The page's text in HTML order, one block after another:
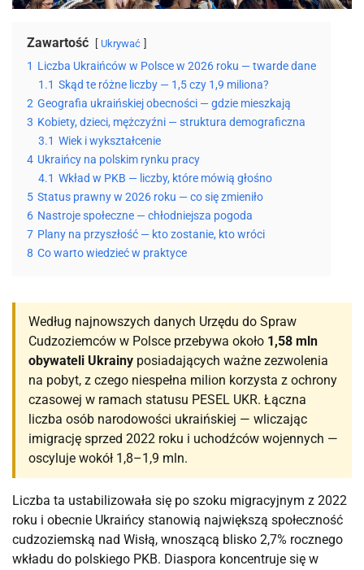
Zawartość Ukrywać
1 Liczba Ukraińców w Polsce w 2026 roku — twarde dane
1.1 Skąd te różne liczby — 1,5 czy 1,9 miliona?
2 Geografia ukraińskiej obecności — gdzie mieszkają
3 Kobiety, dzieci, mężczyźni — struktura demograficzna
3.1 Wiek i wykształcenie
4 Ukraińcy na polskim rynku pracy
4.1 Wkład w PKB — liczby, które mówią głośno
5 Status prawny w 2026 roku — co się zmieniło
6 Nastroje społeczne — chłodniejsza pogoda
7 Plany na przyszłość — kto zostanie, kto wróci
8 Co warto wiedzieć w praktyce
Według najnowszych danych Urzędu do Spraw
Cudzoziemców w Polsce przebywa około 1,58 mln
obywateli Ukrainy posiadających ważne zezwolenia
na pobyt, z czego niespełna milion korzysta z ochrony
czasowej w ramach statusu PESEL UKR. Łączna
liczba osób narodowości ukraińskiej — wliczając
imigrację sprzed 2022 roku i uchodźców wojennych —
oscyluje wokół 1,8–1,9 mln.
Liczba ta ustabilizowała się po szoku migracyjnym z 2022
roku i obecnie Ukraińcy stanowią największą społeczność
cudzoziemską nad Wisłą, wnoszącą blisko 2,7% rocznego
wkładu do polskiego PKB. Diaspora koncentruje się w